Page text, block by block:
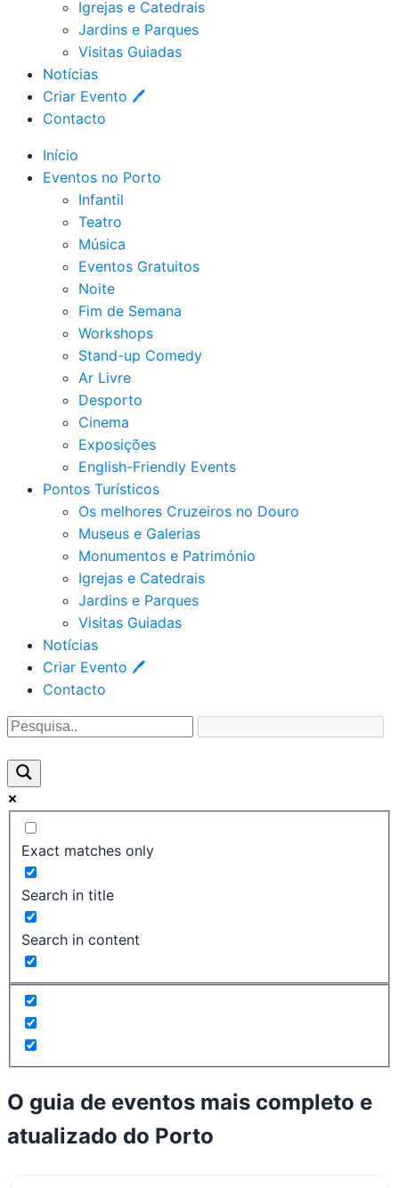
Igrejas e Catedrais
Jardins e Parques
Visitas Guiadas
Notícias
Criar Evento 🖊
Contacto
Início
Eventos no Porto
Infantil
Teatro
Música
Eventos Gratuitos
Noite
Fim de Semana
Workshops
Stand-up Comedy
Ar Livre
Desporto
Cinema
Exposições
English-Friendly Events
Pontos Turísticos
Os melhores Cruzeiros no Douro​
Museus e Galerias
Monumentos e Património
Igrejas e Catedrais
Jardins e Parques
Visitas Guiadas
Notícias
Criar Evento 🖊
Contacto
Exact matches only
Search in title
Search in content
O guia de eventos mais completo e
atualizado do Porto